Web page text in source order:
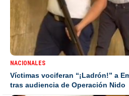
NACIONALES
Víctimas vociferan “¡Ladrón!” a
tras audiencia de Operación Nido